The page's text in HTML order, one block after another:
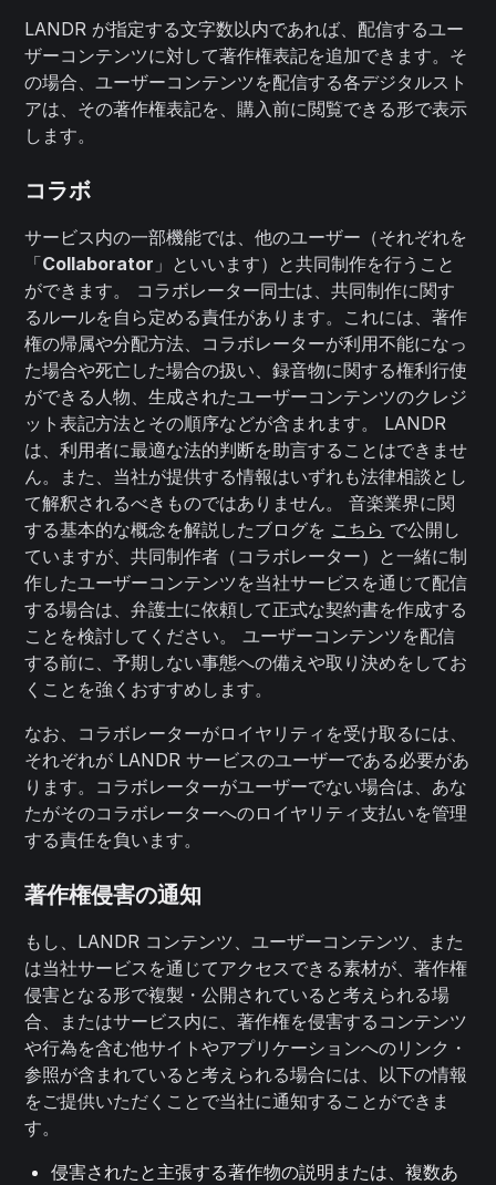
LANDR が指定する文字数以内であれば、配信するユー
ザーコンテンツに対して著作権表記を追加できます。そ
の場合、ユーザーコンテンツを配信する各デジタルスト
アは、その著作権表記を、購入前に閲覧できる形で表示
します。
コラボ
サービス内の一部機能では、他のユーザー（それぞれを
「Collaborator 」といいます）と共同制作を行うこと
ができます。 コラボレーター同士は、共同制作に関す
るルールを自ら定める責任があります。これには、著作
権の帰属や分配方法、コラボレーターが利用不能になっ
た場合や死亡した場合の扱い、録音物に関する権利行使
ができる人物、生成されたユーザーコンテンツのクレジ
ット表記方法とその順序などが含まれます。 LANDR
は、利用者に最適な法的判断を助言することはできませ
ん。また、当社が提供する情報はいずれも法律相談とし
て解釈されるべきものではありません。 音楽業界に関
する基本的な概念を解説したブログを こちら で公開し
ていますが、共同制作者（コラボレーター）と一緒に制
作したユーザーコンテンツを当社サービスを通じて配信
する場合は、弁護士に依頼して正式な契約書を作成する
ことを検討してください。 ユーザーコンテンツを配信
する前に、予期しない事態への備えや取り決めをしてお
くことを強くおすすめします。
なお、コラボレーターがロイヤリティを受け取るには、
それぞれが LANDR サービスのユーザーである必要があ
ります。コラボレーターがユーザーでない場合は、あな
たがそのコラボレーターへのロイヤリティ支払いを管理
する責任を負います。
著作権侵害の通知
もし、LANDR コンテンツ、ユーザーコンテンツ、また
は当社サービスを通じてアクセスできる素材が、著作権
侵害となる形で複製・公開されていると考えられる場
合、またはサービス内に、著作権を侵害するコンテンツ
や行為を含む他サイトやアプリケーションへのリンク・
参照が含まれていると考えられる場合には、以下の情報
をご提供いただくことで当社に通知することができま
す。
侵害されたと主張する著作物の説明または、複数あ